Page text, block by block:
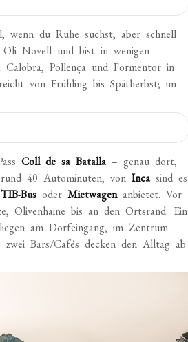
wenn du Ruhe suchst, aber schnell
Oli Novell und bist in wenigen
Pollença und Formentor in
von Frühling bis Spätherbst; im
Coll de sa Batalla– genau dort,
40 Autominuten; vonIncasind es
TIB-Bus oderMietwagenanbietet. Vor
Olivenhaine bis an den Ortsrand. Ein
am Dorfeingang, im Zentrum
Bars/Cafés decken den Alltag ab